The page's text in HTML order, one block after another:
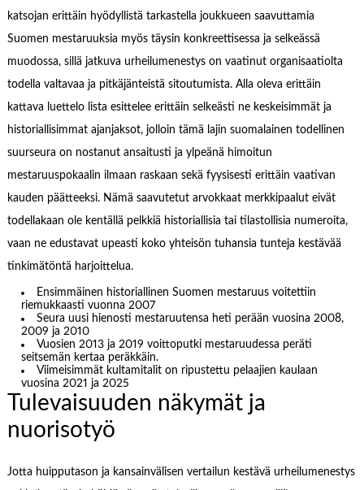
katsojan erittäin hyödyllistä tarkastella joukkueen saavuttamia
Suomen mestaruuksia myös täysin konkreettisessa ja selkeässä
muodossa, sillä jatkuva urheilumenestys on vaatinut organisaatiolta
todella valtavaa ja pitkäjänteistä sitoutumista. Alla oleva erittäin
kattava luettelo lista esittelee erittäin selkeästi ne keskeisimmät ja
historiallisimmat ajanjaksot, jolloin tämä lajin suomalainen todellinen
suurseura on nostanut ansaitusti ja ylpeänä himoitun
mestaruuspokaalin ilmaan raskaan sekä fyysisesti erittäin vaativan
kauden päätteeksi. Nämä saavutetut arvokkaat merkkipaalut eivät
todellakaan ole kentällä pelkkiä historiallisia tai tilastollisia numeroita,
vaan ne edustavat upeasti koko yhteisön tuhansia tunteja kestävää
tinkimätöntä harjoittelua.
Ensimmäinen historiallinen Suomen mestaruus voitettiin
riemukkaasti vuonna 2007
Seura uusi hienosti mestaruutensa heti perään vuosina 2008,
2009 ja 2010
Vuosien 2013 ja 2019 voittoputki mestaruudessa peräti
seitsemän kertaa peräkkäin.
Viimeisimmät kultamitalit on ripustettu pelaajien kaulaan
vuosina 2021 ja 2025
Tulevaisuuden näkymät ja
nuorisotyö
Jotta huipputason ja kansainvälisen vertailun kestävä urheilumenestys